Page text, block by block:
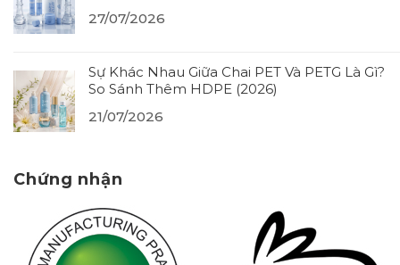
27/07/2026
Sự Khác Nhau Giữa Chai PET Và PETG Là Gì?
So Sánh Thêm HDPE (2026)
21/07/2026
Chứng nhận